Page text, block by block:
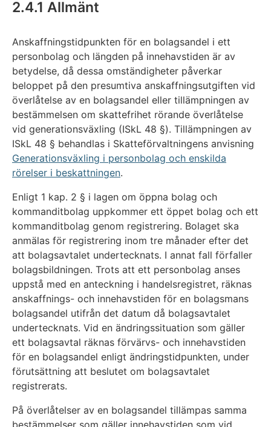
2.4.1 Allmänt
Anskaffningstidpunkten för en bolagsandel i ett
personbolag och längden på innehavstiden är av
betydelse, då dessa omständigheter påverkar
beloppet på den presumtiva anskaffningsutgiften vid
överlåtelse av en bolagsandel eller tillämpningen av
bestämmelsen om skattefrihet rörande överlåtelse
vid generationsväxling (ISkL 48 §). Tillämpningen av
ISkL 48 § behandlas i Skatteförvaltningens anvisning
Generationsväxling i personbolag och enskilda
rörelser i beskattningen.
Enligt 1 kap. 2 § i lagen om öppna bolag och
kommanditbolag uppkommer ett öppet bolag och ett
kommanditbolag genom registrering. Bolaget ska
anmälas för registrering inom tre månader efter det
att bolagsavtalet undertecknats. I annat fall förfaller
bolagsbildningen. Trots att ett personbolag anses
uppstå med en anteckning i handelsregistret, räknas
anskaffnings- och innehavstiden för en bolagsmans
bolagsandel utifrån det datum då bolagsavtalet
undertecknats. Vid en ändringssituation som gäller
ett bolagsavtal räknas förvärvs- och innehavstiden
för en bolagsandel enligt ändringstidpunkten, under
förutsättning att beslutet om bolagsavtalet
registrerats.
På överlåtelser av en bolagsandel tillämpas samma
bestämmelser som gäller innehavstiden som vid